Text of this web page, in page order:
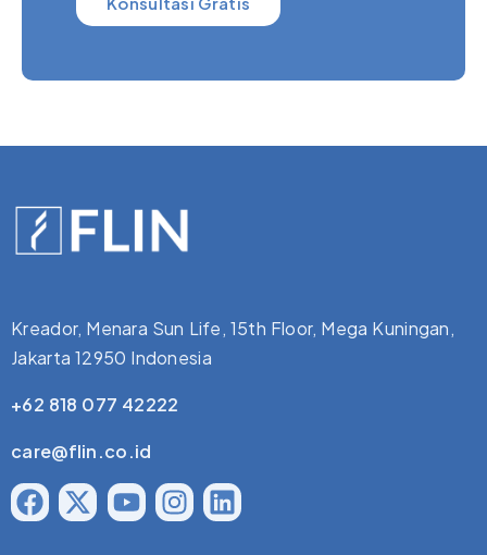
Kreador, Menara Sun Life, 15th Floor, Mega Kuningan,
Jakarta 12950 Indonesia
+62 818 077 42222
care@flin.co.id